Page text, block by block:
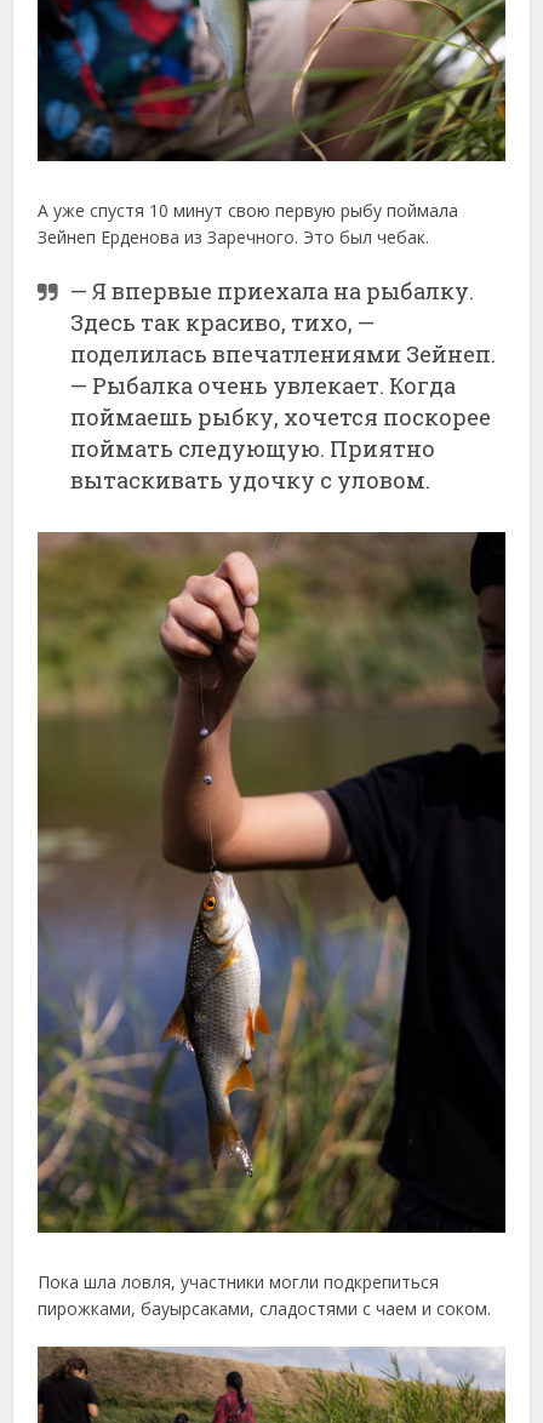
А уже спустя 10 минут свою первую рыбу поймала
Зейнеп Ерденова из Заречного. Это был чебак.
— Я впервые приехала на рыбалку.
Здесь так красиво, тихо, —
поделилась впечатлениями Зейнеп.
— Рыбалка очень увлекает. Когда
поймаешь рыбку, хочется поскорее
поймать следующую. Приятно
вытаскивать удочку с уловом.
Пока шла ловля, участники могли подкрепиться
пирожками, бауырсаками, сладостями с чаем и соком.